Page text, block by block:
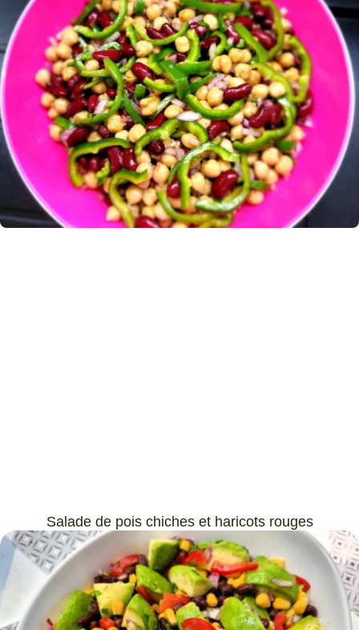
Salade de pois chiches et haricots rouges